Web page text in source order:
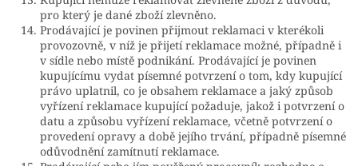
pro který je dané zboží zlevněno.
Prodávající je povinen přijmout reklamaci v kterékoli
provozovně, v níž je přijetí reklamace možné, případně i
v sídle nebo místě podnikání. Prodávající je povinen
kupujícímu vydat písemné potvrzení o tom, kdy kupující
právo uplatnil, co je obsahem reklamace a jaký způsob
vyřízení reklamace kupující požaduje, jakož i potvrzení o
datu a způsobu vyřízení reklamace, včetně potvrzení o
provedení opravy a době jejího trvání, případně písemné
odůvodnění zamítnutí reklamace.